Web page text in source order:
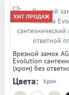
ХИТ ПРОДАЖ
Врезной замок
Evolution
(хром) без
Цвета: Хром